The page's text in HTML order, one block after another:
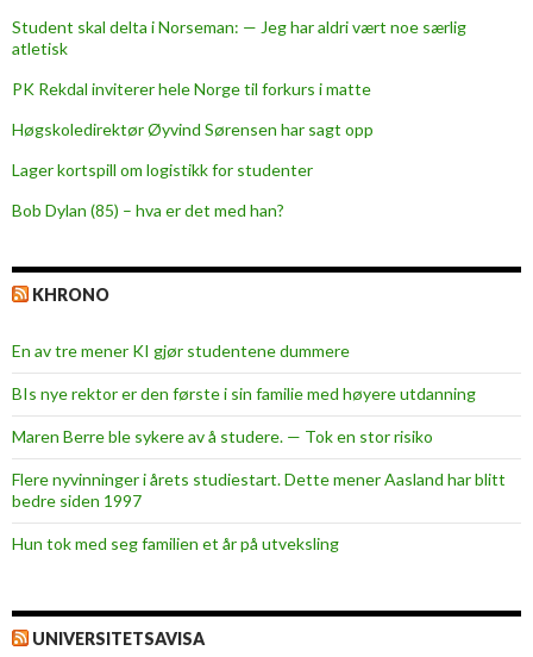
t
n
o
v
s
r
Student skal delta i Norseman: — Jeg har aldri vært noe særlig
atletisk
PK Rekdal inviterer hele Norge til forkurs i matte
Høgskoledirektør Øyvind Sørensen har sagt opp
Lager kortspill om logistikk for studenter
Bob Dylan (85) – hva er det med han?
KHRONO
En av tre mener KI gjør studentene dummere
BIs nye rektor er den første i sin familie med høyere utdanning
Maren Berre ble sykere av å studere. — Tok en stor risiko
Flere nyvinninger i årets studiestart. Dette mener Aasland har blitt
bedre siden 1997
Hun tok med seg familien et år på utveksling
UNIVERSITETSAVISA